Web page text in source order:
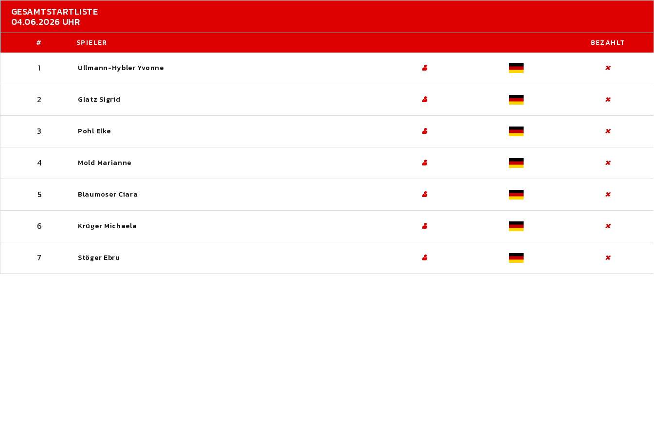
GESAMTSTARTLISTE
04.06.2026 UHR
# SPIELER BEZAHLT
1 Ullmann-Hybler Yvonne
2 Glatz Sigrid
3 Pohl Elke
4 Mold Marianne
5 Blaumoser Ciara
6 Krüger Michaela
7 Stöger Ebru